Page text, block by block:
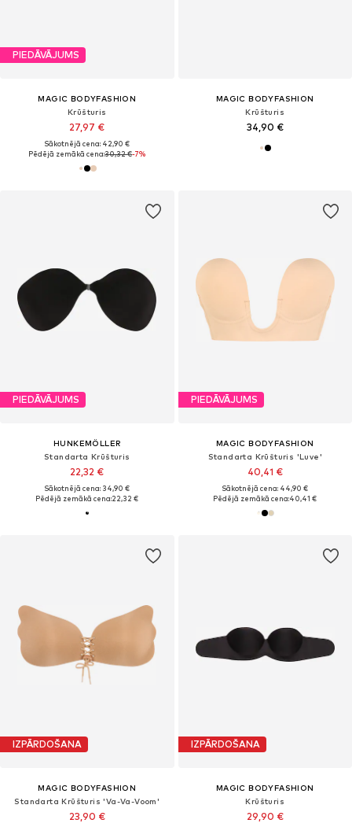
PIEDĀVĀJUMS
MAGIC BODYFASHION
Krūšturis
27,97 €
Sākotnējā cena: 42,90 €
Pēdējā zemākā cena:30,32 €-7%
MAGIC BODYFASHION
Krūšturis
34,90 €
PIEDĀVĀJUMS
HUNKEMÖLLER
Standarta Krūšturis
22,32 €
Sākotnējā cena: 34,90 €
Pēdējā zemākā cena:22,32 €
PIEDĀVĀJUMS
MAGIC BODYFASHION
Standarta Krūšturis 'Luve'
40,41 €
Sākotnējā cena: 44,90 €
Pēdējā zemākā cena:40,41 €
IZPĀRDOŠANA
MAGIC BODYFASHION
Standarta Krūšturis 'Va-Va-Voom'
23,90 €
IZPĀRDOŠANA
MAGIC BODYFASHION
Krūšturis
29,90 €